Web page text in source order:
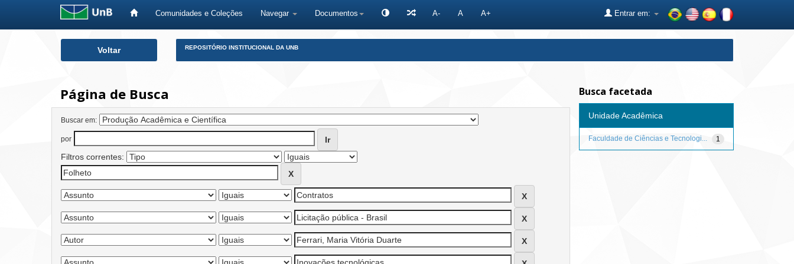
Comunidades e Coleções Navegar Documentos A- A A+ Entrar em:
Voltar REPOSITÓRIO INSTITUCIONAL DA UNB
Página de Busca
Buscar em:
por
Filtros correntes:
Busca facetada
Unidade Acadêmica
1
Faculdade de Ciências e Tecnologi...